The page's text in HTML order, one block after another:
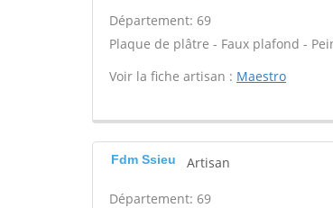
Département: 69
Plaque de plâtre - Faux plafond -
Voir la fiche artisan : Maestro
Fdm Ssieu Artisan
Département: 69